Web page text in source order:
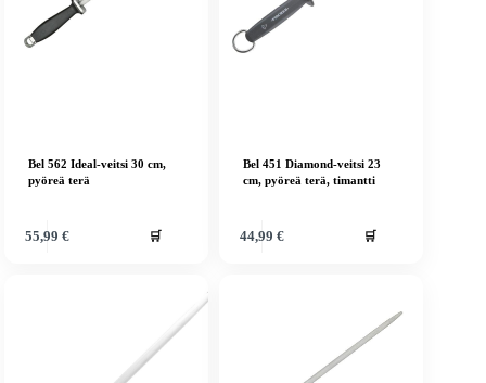
Bel 562 Ideal-veitsi 30 cm,
pyöreä terä
55,99 € 🛒
Bel 451 Diamond-veitsi 23
cm, pyöreä terä, timantti
44,99 € 🛒